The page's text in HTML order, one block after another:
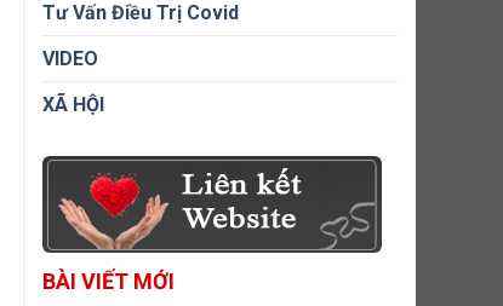
Tư Vấn Điều Trị Covid
VIDEO
XÃ HỘI
BÀI VIẾT MỚI